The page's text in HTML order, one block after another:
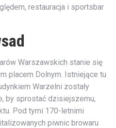
restauracja i sportsbar
Warszawskich stanie się
placem Dolnym. Istniejące tu
Warzelni zostały
by sprostać dzisiejszemu,
Pod tymi 170-letnimi
piwnic browaru